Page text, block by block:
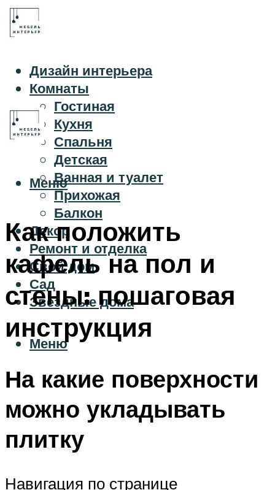
Дизайн интерьера
Комнаты
Гостиная
Кухня
Спальня
Детская
Ванная и туалет
Прихожая
Балкон
Декор
Ремонт и отделка
Свой дом
Сад
Звездные дома
Меню
Меню
Как положить
кафель на пол и
стены: пошаговая
инструкция
На какие поверхности
можно укладывать
плитку
Навигация по странице